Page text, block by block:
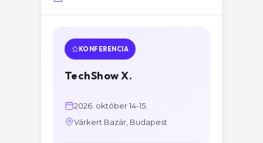
KONFERENCIA
TechShow X.
2026. október 14-15.
Várkert Bazár, Budapest